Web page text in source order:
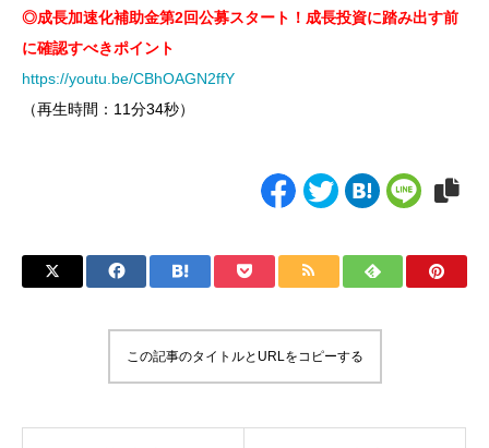
◎成長加速化補助金第2回公募スタート！成長投資に踏み出す前
に確認すべきポイント
https://youtu.be/CBhOAGN2ffY
（再生時間：11分34秒）
この記事のタイトルとURLをコピーする